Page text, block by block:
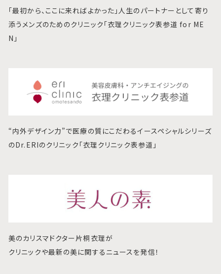
「最初から、ここに来ればよかった」人生のパートナーとして寄り
添うメンズのためのクリニック「衣理クリニック表参道 for ME
N」
“内外デザイン力”で医療の質にこだわるイースペシャルシリーズ
のDr.ERIのクリニック「衣理クリニック表参道」
美のカリスマドクター片桐衣理が
クリニックや最新の美に関するニュースを発信！